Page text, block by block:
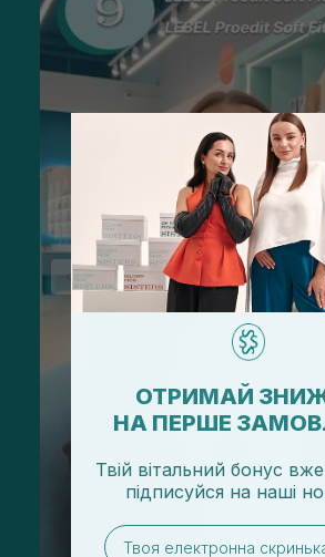
ОТРИМАЙ
НА ПЕРШЕ
Твій вітальний бонус
підписуйся на наші
email